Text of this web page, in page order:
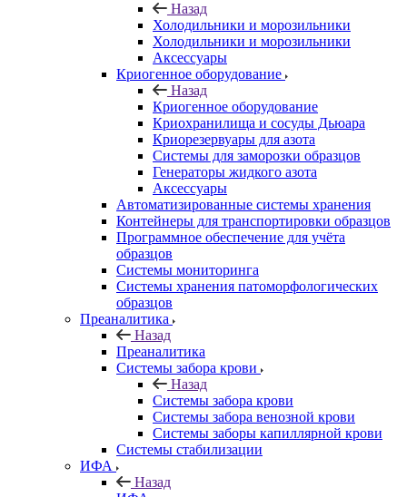
Назад
Холодильники и морозильники
Холодильники и морозильники
Аксессуары
Криогенное оборудование
Назад
Криогенное оборудование
Криохранилища и сосуды Дьюара
Криорезервуары для азота
Системы для заморозки образцов
Генераторы жидкого азота
Аксессуары
Автоматизированные системы хранения
Контейнеры для транспортировки образцов
Программное обеспечение для учёта
образцов
Системы мониторинга
Системы хранения патоморфологических
образцов
Преаналитика
Назад
Преаналитика
Системы забора крови
Назад
Системы забора крови
Системы забора венозной крови
Системы заборы капиллярной крови
Системы стабилизации
ИФА
Назад